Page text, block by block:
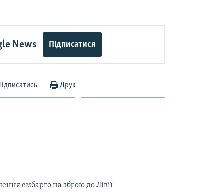
News Підписатися
Підписатись Друк
ембарго на зброю до Лівії